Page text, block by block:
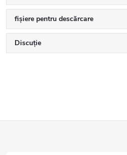
fișiere pentru descărcare
Discuţie